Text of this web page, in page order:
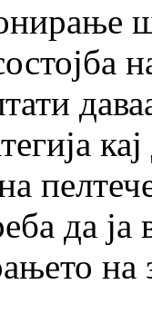
да ја
на